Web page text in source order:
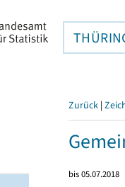
Zurück |
bis 05.07.2018